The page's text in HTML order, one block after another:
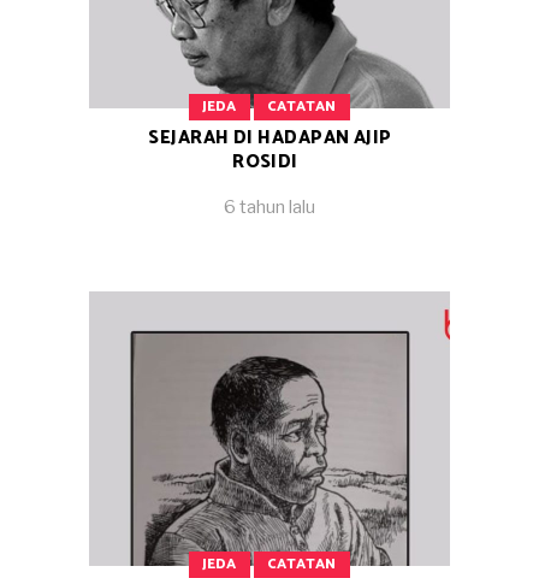
JEDA CATATAN
SEJARAH DI HADAPAN AJIP
ROSIDI
6 tahun lalu
JEDA CATATAN